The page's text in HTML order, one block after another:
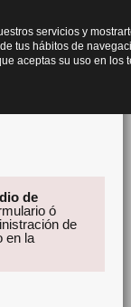
de
ó
de
en la
servicios y
tus hábitos de
aceptas su uso en los